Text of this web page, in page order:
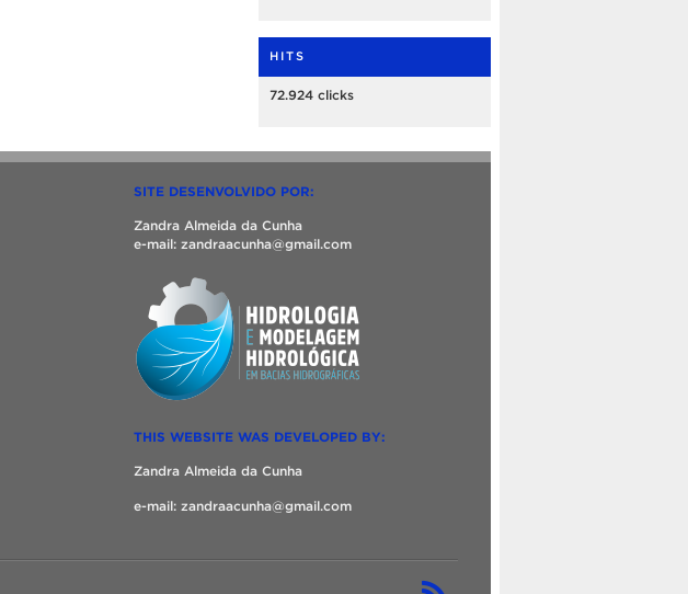
HITS
72.924 clicks
SITE DESENVOLVIDO POR:
Zandra Almeida da Cunha
e-mail: zandraacunha@gmail.com
THIS WEBSITE WAS DEVELOPED BY:
Zandra Almeida da Cunha
e-mail: zandraacunha@gmail.com